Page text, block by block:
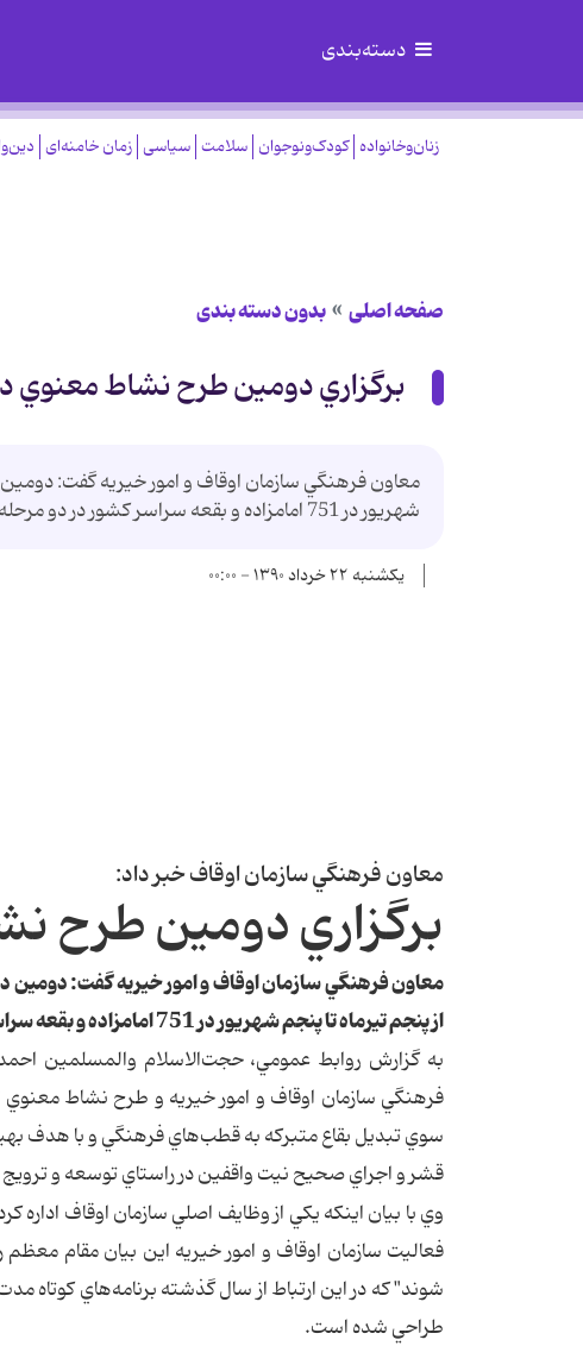
دسته‌بندی
زنان‌وخانواده کودک‌ونوجوان سلامت سیاسی زمان خامنه‌ای
صفحه اصلی بدون دسته بندی
برگزاري دومين طرح نشاط معنوي در 751
معاون فرهنگي سازمان اوقاف و امور خيريه گفت:
شهريور در 751 امامزاده و بقعه سراسر كشور در دو مرحله برگزار مي‌شود.
یکشنبه ۲۲ خرداد ۱۳۹۰ - ۰۰:۰۰
معاون فرهنگي سازمان اوقاف خبر داد:
برگزاري دومين طرح نشاط
معاون فرهنگي سازمان اوقاف و امور خيريه گفت:
از پنجم تيرماه تا پنجم شهريور در 751 امامزاده و بقعه سراسر كشور در دو مرحله برگزار مي‌شود.
به گزارش روابط عمومي، حجت‌الاسلام والمسلمين
سوي تبديل بقاع متبركه به قطب‌هاي فرهنگي و با هدف
قشر و اجراي صحيح نيت واقفين در راستاي توسعه و ترويج
وي با بيان اينكه يكي از وظايف اصلي سازمان اوقاف اداره
فعاليت سازمان اوقاف و امور خيريه اين بيان مقام
شوند" كه در اين ارتباط از سال گذشته برنامه‌هاي كوتاه
طراحي شده است.